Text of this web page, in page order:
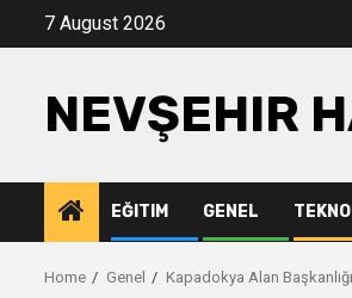
7 August 2026
NEVŞEHIR
EĞITIM GENEL
Home Genel Kapadokya Alan